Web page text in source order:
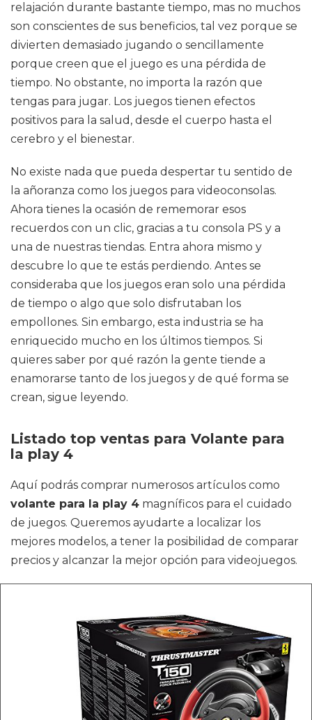
relajación durante bastante tiempo, mas no muchos
son conscientes de sus beneficios, tal vez porque se
divierten demasiado jugando o sencillamente
porque creen que el juego es una pérdida de
tiempo. No obstante, no importa la razón que
tengas para jugar. Los juegos tienen efectos
positivos para la salud, desde el cuerpo hasta el
cerebro y el bienestar.
No existe nada que pueda despertar tu sentido de
la añoranza como los juegos para videoconsolas.
Ahora tienes la ocasión de rememorar esos
recuerdos con un clic, gracias a tu consola PS y a
una de nuestras tiendas. Entra ahora mismo y
descubre lo que te estás perdiendo. Antes se
consideraba que los juegos eran solo una pérdida
de tiempo o algo que solo disfrutaban los
empollones. Sin embargo, esta industria se ha
enriquecido mucho en los últimos tiempos. Si
quieres saber por qué razón la gente tiende a
enamorarse tanto de los juegos y de qué forma se
crean, sigue leyendo.
Listado top ventas para Volante para
la play 4
Aquí podrás comprar numerosos artículos como
volante para la play 4 magníficos para el cuidado
de juegos. Queremos ayudarte a localizar los
mejores modelos, a tener la posibilidad de comparar
precios y alcanzar la mejor opción para videojuegos.